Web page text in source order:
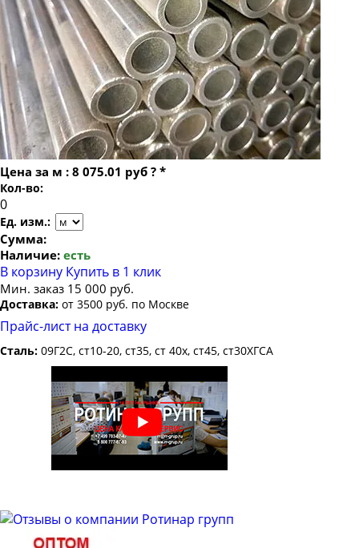
Труба бесшовная 22
Труба бесшовная 24
Труба бесшовная 25
Труба бесшовная 26
Труба бесшовная 27
Труба бесшовная 28
Труба бесшовная 30
Труба бесшовная 32
Труба бесшовная 35
Труба бесшовная 36
Труба бесшовная 38
Труба бесшовная 40
Труба бесшовная 42
Труба бесшовная 45
Труба бесшовная 48
Труба бесшовная 50
Труба бесшовная 51
Труба бесшовная 53
Труба бесшовная 159х20
Труба бесшовная 159х22
Труба бесшовная 159х25
Труба бесшовная 159х28
Труба бесшовная 159х30
Труба бесшовная 159х32
Труба бесшовная 159х36
Труба бесшовная 159х40
Цена за м : 8 075.01 руб ? *
Кол-во:
Ед. изм.:
Сумма:
Наличие: есть
В корзину Купить в 1 клик
Мин. заказ 15 000 руб.
Доставка: от 3500 руб. по Москве
Прайс-лист на доставку
Сталь: 09Г2С, ст10-20, ст35, ст 40х, ст45, ст30ХГСА